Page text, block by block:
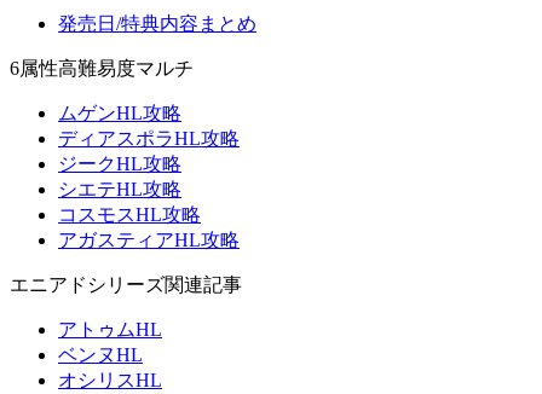
発売日/特典内容まとめ
6属性高難易度マルチ
ムゲンHL攻略
ディアスポラHL攻略
ジークHL攻略
シエテHL攻略
コスモスHL攻略
アガスティアHL攻略
エニアドシリーズ関連記事
アトゥムHL
ベンヌHL
オシリスHL